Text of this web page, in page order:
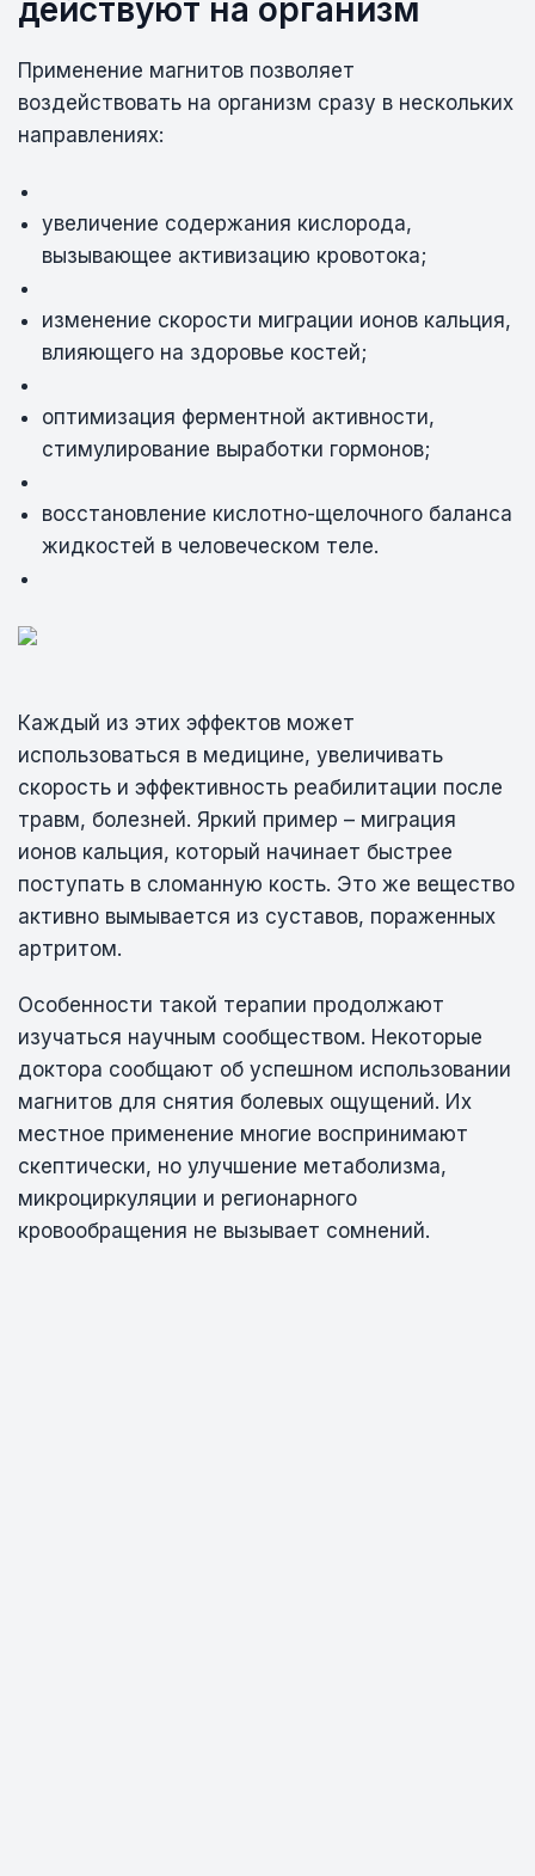
действуют на организм
Применение магнитов позволяет
воздействовать на организм сразу в нескольких
направлениях:
увеличение содержания кислорода,
вызывающее активизацию кровотока;
изменение скорости миграции ионов кальция,
влияющего на здоровье костей;
оптимизация ферментной активности,
стимулирование выработки гормонов;
восстановление кислотно-щелочного баланса
жидкостей в человеческом теле.
Каждый из этих эффектов может
использоваться в медицине, увеличивать
скорость и эффективность реабилитации после
травм, болезней. Яркий пример – миграция
ионов кальция, который начинает быстрее
поступать в сломанную кость. Это же вещество
активно вымывается из суставов, пораженных
артритом.
Особенности такой терапии продолжают
изучаться научным сообществом. Некоторые
доктора сообщают об успешном использовании
магнитов для снятия болевых ощущений. Их
местное применение многие воспринимают
скептически, но улучшение метаболизма,
микроциркуляции и регионарного
кровообращения не вызывает сомнений.